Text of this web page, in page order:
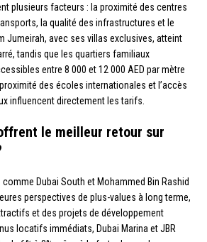
plusieurs facteurs : la proximité des centres
la qualité des infrastructures et le
Jumeirah, avec ses villas exclusives, atteint
tandis que les quartiers familiaux
entre 8 000 et 12 000 AED par mètre
des écoles internationales et l’accès
influencent directement les tarifs.
le meilleur retour sur
Dubai South et Mohammed Bin Rashid
perspectives de plus-values à long terme,
et des projets de développement
locatifs immédiats, Dubai Marina et JBR